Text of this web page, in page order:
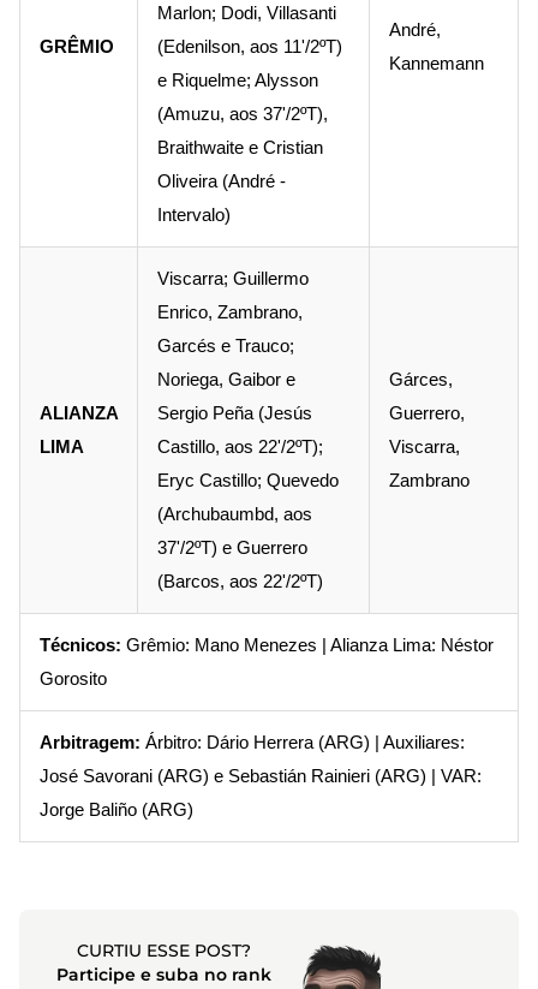
GRÊMIO
Marlon; Dodi, Villasanti
(Edenilson, aos 11'/2ºT)
e Riquelme; Alysson
(Amuzu, aos 37'/2ºT),
Braithwaite e Cristian
Oliveira (André -
Intervalo)
André,
Kannemann
ALIANZA
LIMA
Viscarra; Guillermo
Enrico, Zambrano,
Garcés e Trauco;
Noriega, Gaibor e
Sergio Peña (Jesús
Castillo, aos 22'/2ºT);
Eryc Castillo; Quevedo
(Archubaumbd, aos
37'/2ºT) e Guerrero
(Barcos, aos 22'/2ºT)
Gárces,
Guerrero,
Viscarra,
Zambrano
Técnicos: Grêmio: Mano Menezes | Alianza Lima: Néstor
Gorosito
Arbitragem: Árbitro: Dário Herrera (ARG) | Auxiliares:
José Savorani (ARG) e Sebastián Rainieri (ARG) | VAR:
Jorge Baliño (ARG)
CURTIU ESSE POST?
Participe e suba no rank